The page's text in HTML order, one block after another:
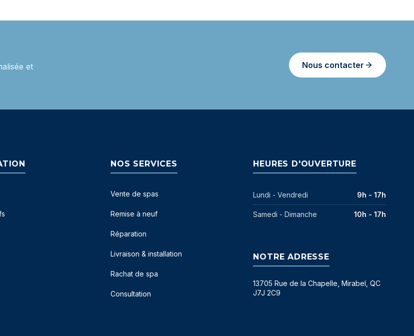
et
Nous contacter
NOS SERVICES
Vente de spas
Remise à neuf
Réparation
Livraison & installation
Rachat de spa
Consultation
HEURES D'OUVERTURE
Lundi - Vendredi 9h - 17h
Samedi - Dimanche 10h - 17h
NOTRE ADRESSE
13705 Rue de la Chapelle, Mirabel, QC
J7J 2C9